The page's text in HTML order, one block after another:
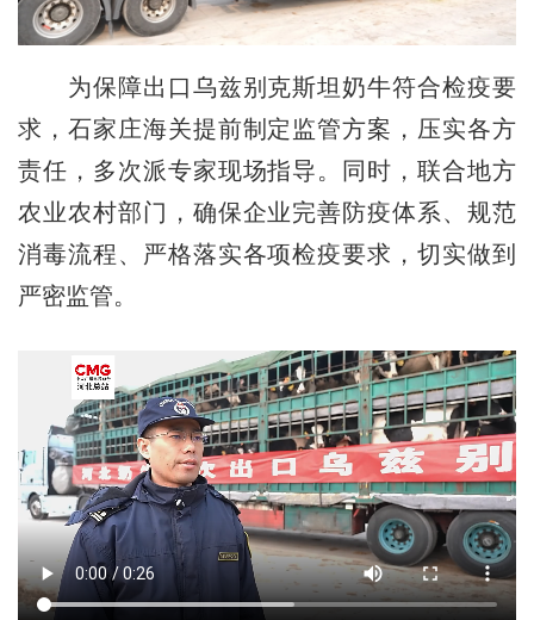
为保障出口乌兹别克斯坦奶牛符合检疫要
求，石家庄海关提前制定监管方案，压实各方
责任，多次派专家现场指导。同时，联合地方
农业农村部门，确保企业完善防疫体系、规范
消毒流程、严格落实各项检疫要求，切实做到
严密监管。